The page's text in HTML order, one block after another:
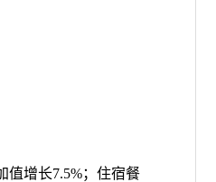
值增长7.5%； 住宿餐